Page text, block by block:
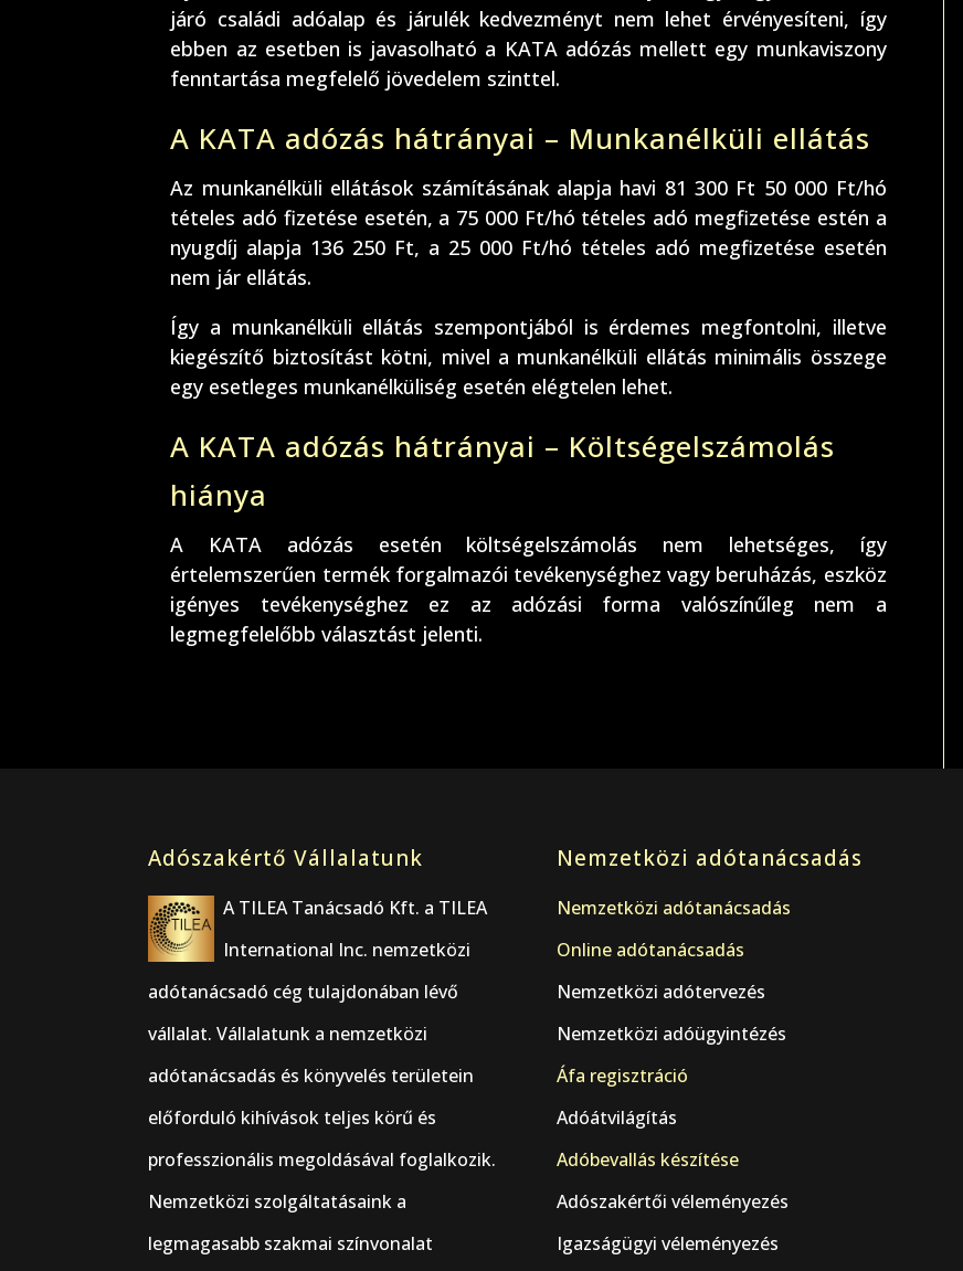
járó családi adóalap és járulék kedvezményt nem lehet érvényesíteni, így
ebben az esetben is javasolható a KATA adózás mellett egy munkaviszony
fenntartása megfelelő jövedelem szinttel.
A KATA adózás hátrányai – Munkanélküli ellátás
Az munkanélküli ellátások számításának alapja havi 81 300 Ft 50 000 Ft/hó
tételes adó fizetése esetén, a 75 000 Ft/hó tételes adó megfizetése estén a
nyugdíj alapja 136 250 Ft, a 25 000 Ft/hó tételes adó megfizetése esetén
nem jár ellátás.
Így a munkanélküli ellátás szempontjából is érdemes megfontolni, illetve
kiegészítő biztosítást kötni, mivel a munkanélküli ellátás minimális összege
egy esetleges munkanélküliség esetén elégtelen lehet.
A KATA adózás hátrányai – Költségelszámolás
hiánya
A KATA adózás esetén költségelszámolás nem lehetséges, így
értelemszerűen termék forgalmazói tevékenységhez vagy beruházás, eszköz
igényes tevékenységhez ez az adózási forma valószínűleg nem a
legmegfelelőbb választást jelenti.
Adószakértő Vállalatunk
A TILEA Tanácsadó Kft. a TILEA
International Inc. nemzetközi
adótanácsadó cég tulajdonában lévő
vállalat. Vállalatunk a nemzetközi
adótanácsadás és könyvelés területein
előforduló kihívások teljes körű és
professzionális megoldásával foglalkozik.
Nemzetközi szolgáltatásaink a
legmagasabb szakmai színvonalat
Nemzetközi adótanácsadás
Nemzetközi adótanácsadás
Online adótanácsadás
Nemzetközi adótervezés
Nemzetközi adóügyintézés
Áfa regisztráció
Adóátvilágítás
Adóbevallás készítése
Adószakértői véleményezés
Igazságügyi véleményezés